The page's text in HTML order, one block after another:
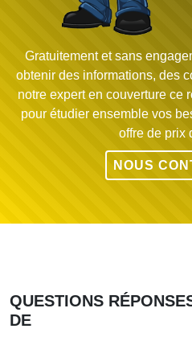
Gratuitement et sans
obtenir des informations, des
notre expert en couverture ce
pour étudier ensemble vos
offre de prix
NOUS
QUESTIONS
DE